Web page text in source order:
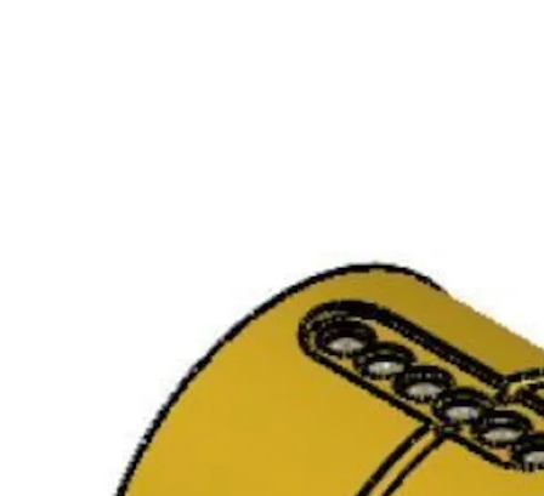
Produkt Produkt-ID Egenskaper
SY1034 SYSTEM 10 ARCADIA
9210121AB01
Finish:
FKRM
Packing:
Enk.pk.